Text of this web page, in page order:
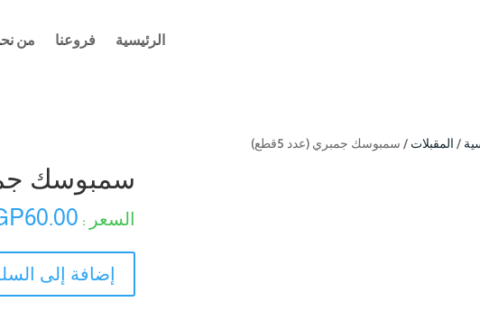
الرئيسية فروعنا من
/ المقبلات / سمبوسك جمبري (عدد 5قطع)
سمبوسك
60.00
سمبوسك
إضافة إلى